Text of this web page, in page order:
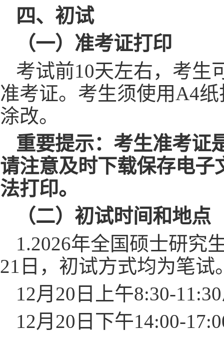
四、初试
（一）准考证打印
考试前10天左右，考生
准考证。考生须使用A4
涂改。
重要提示：考生准考证
请注意及时下载保存电子
法打印。
（二）初试时间和地点
1.2026年全国硕士研究
21 日，初试方式均为笔试
12月20 日上午8:30-
12月20 日下午14:00-